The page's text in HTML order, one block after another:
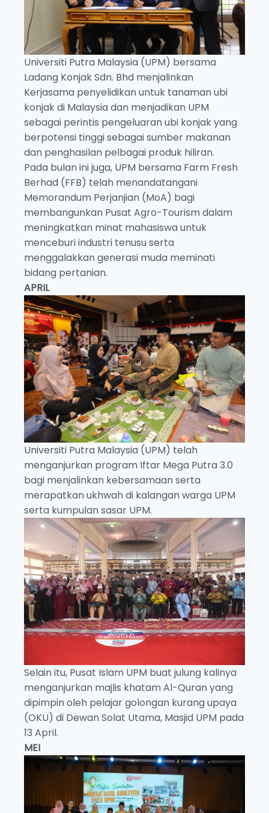
Universiti Putra Malaysia (UPM) bersama
Ladang Konjak Sdn. Bhd menjalinkan
Kerjasama penyelidikan untuk tanaman ubi
konjak di Malaysia dan menjadikan UPM
sebagai perintis pengeluaran ubi konjak yang
berpotensi tinggi sebagai sumber makanan
dan penghasilan pelbagai produk hiliran.
Pada bulan ini juga, UPM bersama Farm Fresh
Berhad (FFB) telah menandatangani
Memorandum Perjanjian (MoA) bagi
membangunkan Pusat Agro-Tourism dalam
meningkatkan minat mahasiswa untuk
menceburi industri tenusu serta
menggalakkan generasi muda meminati
bidang pertanian.
APRIL
Universiti Putra Malaysia (UPM) telah
menganjurkan program Iftar Mega Putra 3.0
bagi menjalinkan kebersamaan serta
merapatkan ukhwah di kalangan warga UPM
serta kumpulan sasar UPM.
Selain itu, Pusat Islam UPM buat julung kalinya
menganjurkan majlis khatam Al-Quran yang
dipimpin oleh pelajar golongan kurang upaya
(OKU) di Dewan Solat Utama, Masjid UPM pada
13 April.
MEI